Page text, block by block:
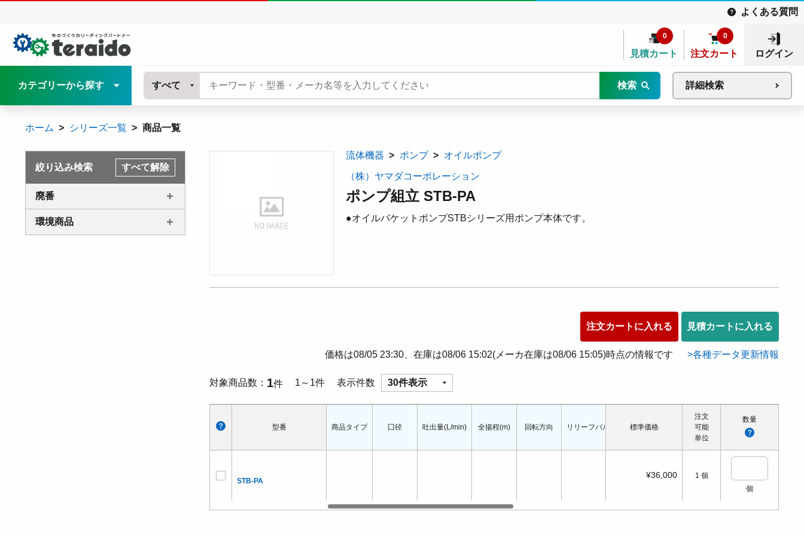
よくある質問
見積カート
0
注文カート
0
ログイン
カテゴリーから探す すべて 検索 詳細検索
ホーム シリーズ一覧 商品一覧
絞り込み検索 すべて解除
廃番
環境商品
流体機器 ポンプ オイルポンプ
（株）ヤマダコーポレーション
ポンプ組立 STB-PA
●オイルバケットポンプSTBシリーズ用ポンプ本体です。
注文カートに入れる 見積カートに入れる
価格は08/05 23:30、在庫は08/06 15:02(メーカ在庫は08/06 15:05)時点の情報です 各種データ更新情報
対象商品数 1件 1～1件 表示件数 30件表示
型番
STB-PA
商品タイプ 囗径 吐出量(L/min) 全揚程(m) 回転方向 リリーフバルブ 使用可能粘度 使用可能温度(℃)
標準価格
注文
可能
単位
数量
¥36,000 1 個
個